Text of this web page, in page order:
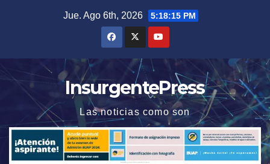
Jue. Ago 6th, 2026 5:18:15 PM
InsurgentePress
Las noticias como son